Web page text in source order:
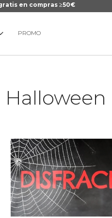
en compras ≥50€
PROMO